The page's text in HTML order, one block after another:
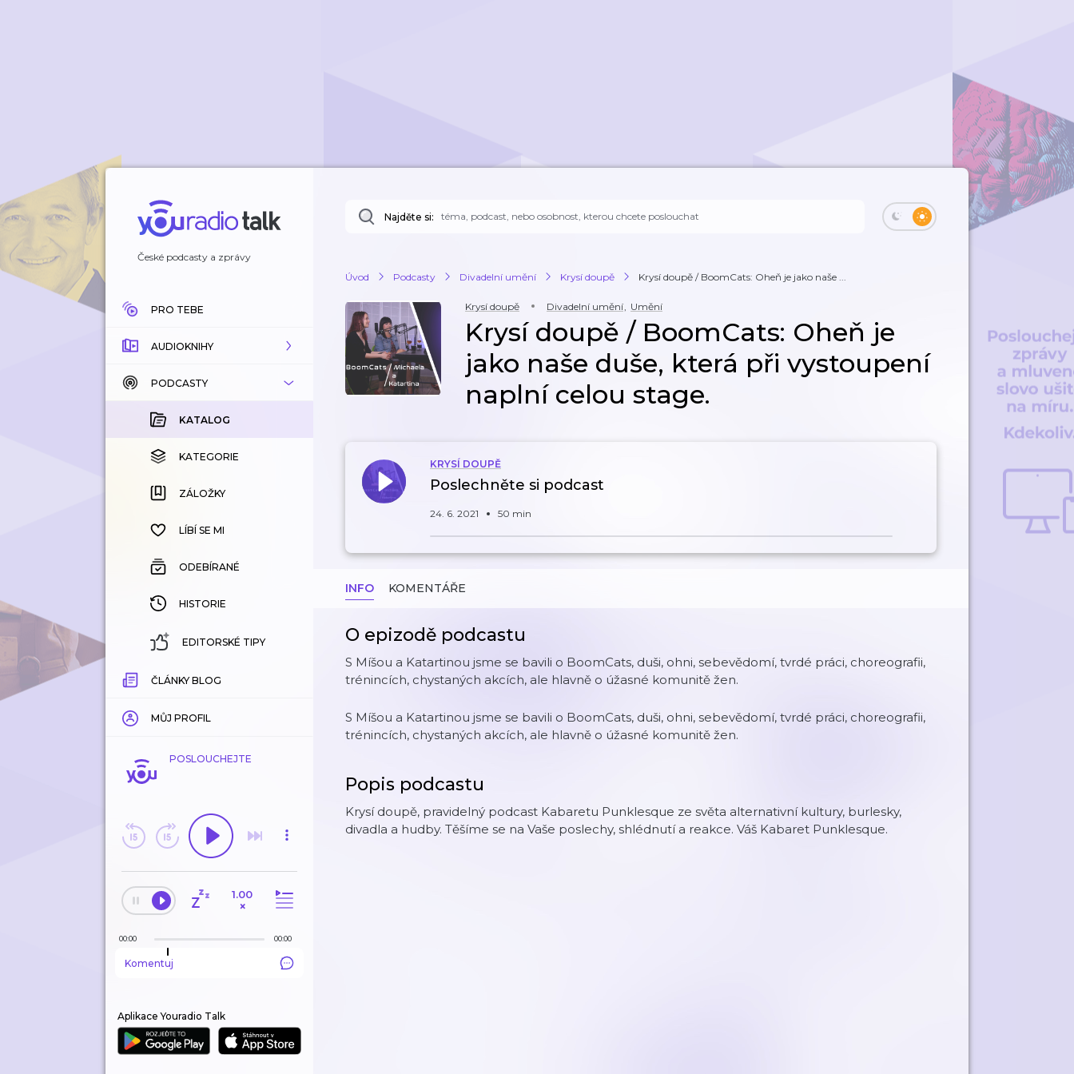
České podcasty a zprávy
PRO TEBE
AUDIOKNIHY
KATALOG
KOUPENÉ
KATEGORIE
ZÁLOŽKY
HISTORIE
PODCASTY
KATALOG
KATEGORIE
ZÁLOŽKY
LÍBÍ SE MI
ODEBÍRANÉ
HISTORIE
EDITORSKÉ TIPY
ČLÁNKY BLOG
MŮJ PROFIL
POSLOUCHEJTE
1.00
×
00:00 00:00
Komentuj
Aplikace Youradio Talk
Najděte si:
Úvod Podcasty Divadelní umění Krysí doupě Krysí doupě / BoomCats: Oheň je jako naše ...
Krysí doupě Divadelní umění, Umění
Krysí doupě / BoomCats: Oheň je
jako naše duše, která při vystoupení
naplní celou stage.
KRYSÍ DOUPĚ
Poslechněte si podcast
24. 6. 2021 50 min
INFO KOMENTÁŘE
O epizodě podcastu
S Míšou a Katartinou jsme se bavili o BoomCats, duši, ohni, sebevědomí, tvrdé práci, choreografii,
trénincích, chystaných akcích, ale hlavně o úžasné komunitě žen.
S Míšou a Katartinou jsme se bavili o BoomCats, duši, ohni, sebevědomí, tvrdé práci, choreografii,
trénincích, chystaných akcích, ale hlavně o úžasné komunitě žen.
Popis podcastu
Krysí doupě, pravidelný podcast Kabaretu Punklesque ze světa alternativní kultury, burlesky,
divadla a hudby. Těšíme se na Vaše poslechy, shlédnutí a reakce. Váš Kabaret Punklesque.